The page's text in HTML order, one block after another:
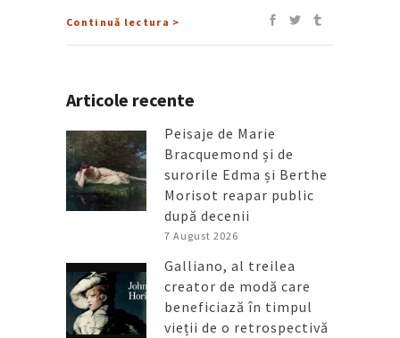
Continuă lectura >
Articole recente
Peisaje de Marie
Bracquemond și de
surorile Edma și Berthe
Morisot reapar public
după decenii
7 August 2026
Galliano, al treilea
creator de modă care
beneficiază în timpul
vieții de o retrospectivă